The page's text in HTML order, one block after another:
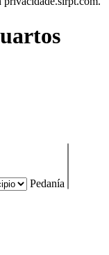
Pedanía